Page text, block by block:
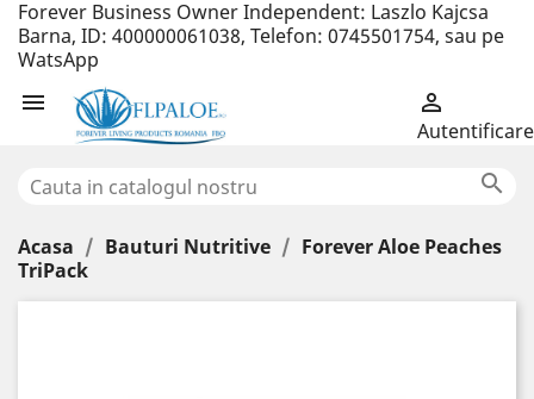
Forever Business Owner Independent: Laszlo Kajcsa
Barna, ID: 400000061038, Telefon: 0745501754, sau pe
WatsApp
 
Autentificare

Acasa Bauturi Nutritive
Forever Aloe Peaches
TriPack